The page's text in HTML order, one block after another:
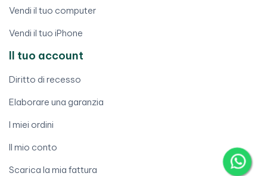
Vendi il tuo computer
Vendi il tuo iPhone
Il tuo account
Diritto di recesso
Elaborare una garanzia
I miei ordini
Il mio conto
Scarica la mia fattura